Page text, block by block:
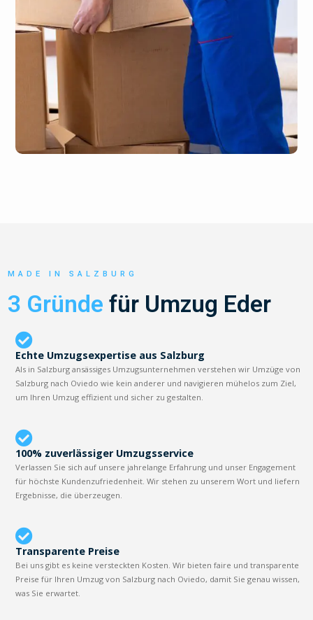
MADE IN SALZBURG
3 Gründe für Umzug Eder
Echte Umzugsexpertise aus Salzburg
Als in Salzburg ansässiges Umzugsunternehmen verstehen wir Umzüge von
Salzburg nach Oviedo wie kein anderer und navigieren mühelos zum Ziel,
um Ihren Umzug effizient und sicher zu gestalten.
100% zuverlässiger Umzugsservice
Verlassen Sie sich auf unsere jahrelange Erfahrung und unser Engagement
für höchste Kundenzufriedenheit. Wir stehen zu unserem Wort und liefern
Ergebnisse, die überzeugen.
Transparente Preise
Bei uns gibt es keine versteckten Kosten. Wir bieten faire und transparente
Preise für Ihren Umzug von Salzburg nach Oviedo, damit Sie genau wissen,
was Sie erwartet.